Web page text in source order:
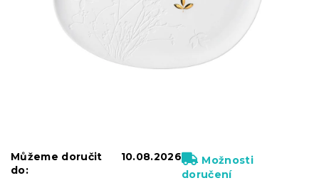
Můžeme doručit
do:
10.08.2026
Možnosti
doručení